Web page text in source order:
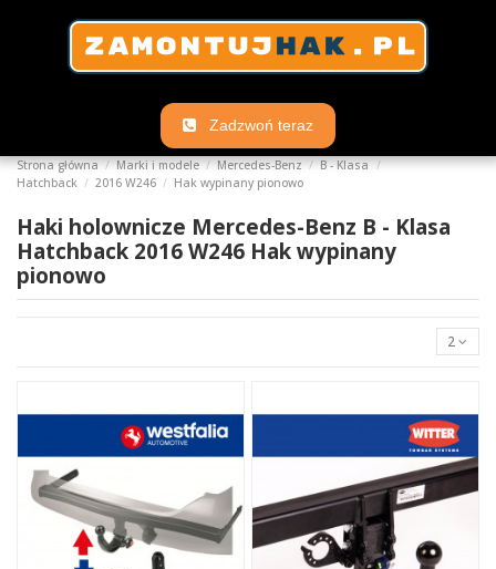
Zadzwoń teraz
Strona główna Marki i modele Mercedes-Benz
B - Klasa
Hatchback
2016 W246 Hak wypinany pionowo
Haki holownicze Mercedes-Benz B - Klasa
Hatchback 2016 W246 Hak wypinany
pionowo
2